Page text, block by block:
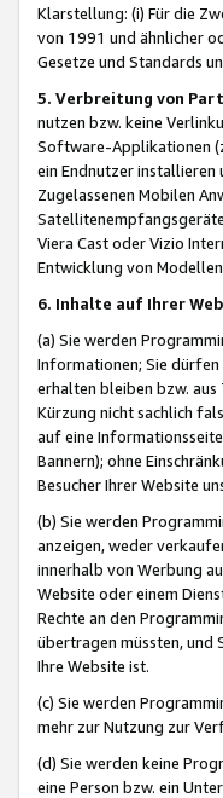
Klarstellung: (i) Für die
von 1991 und ähnlicher
Gesetze und Standards
5. Verbreitung von
nutzen bzw. keine
Software-Applikationen
ein Endnutzer installieren
Zugelassenen Mobilen
Viera Cast oder Vizio
Entwicklung von
6. Inhalte auf Ihrer
(a) Sie werden
Informationen; Sie dürfen
erhalten bleiben bzw. aus
Kürzung nicht sachlich
auf eine
Bannern); ohne
Besucher Ihrer Website
(b) Sie werden
anzeigen, weder
innerhalb von Werbung
Website oder einem
Rechte an den
übertragen müssten, und
Ihre Website ist.
(c) Sie werden
mehr zur Nutzung zur
(d) Sie werden keine
eine Person bzw. ein